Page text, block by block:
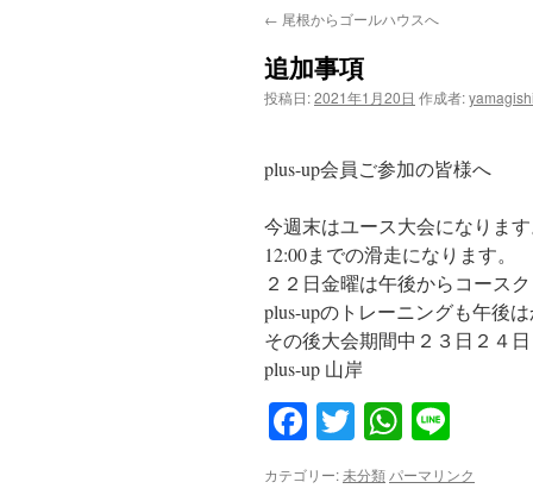
ン
へ
← 尾根からゴールハウスへ
追加事項
投稿日:2021年1月20日 作成者:yamagishi
plus-up会員ご参加の皆様へ
今週末はユース大会になりま
12:00までの滑走になります。
２２日金曜は午後からコース
plus-upのトレーニングも午後
その後大会期間中２３日２４
plus-up 山岸
Facebook
Twitter
カテゴリー:未分類パーマリンク